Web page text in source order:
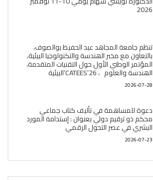
2026
تنظم جامعة المجاهد عبد الحفيظ بوالصوف،
بالتعاون مع مخبر الھندسة والتكنولوجيا البیئیة،
المؤتمر الوطني الأول حول التقنيات المتقدمة،
الھندسة والعلوم ، CATEES’26’البیئية
2026-07-28
دعوة للمساهمة في تأليف كتاب جماعي
محكم ذو ترقيم دولي بعنوان : إستدامة المورد
البشري في عصر التحول الرقمي
2026-07-23